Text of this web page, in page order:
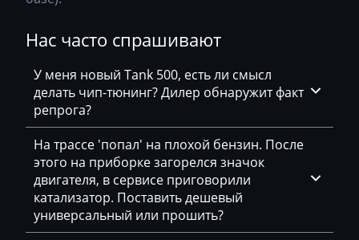
Comacchio
Cupra
Dacia
Daewoo
DAF
Daihatsu
Dammann
Derways
Нас часто спрашивают
У меня новый Tank 500, есть ли смысл
делать чип-тюнинг? Дилер обнаружит факт
репрога?
На трассе 'попал' на плохой бензин. После
этого на приборке загорелся значок
двигателя, в сервисе приговорили
катализатор. Поставить дешевый
универсальный или прошить?